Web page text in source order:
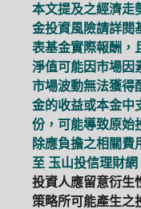
本文提及之經濟走
金投資風險請詳閱
表基金實際報酬，
淨值可能因市場因
市場波動無法獲得
金的收益或本金中
份，可能導致原始
除應負擔之相關費
至 玉山投信理財網
投資人應留意衍生
策略所可能產生之